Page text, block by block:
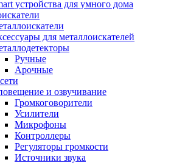
устройства для умного дома
для металлоискателей
Ручные
Арочные
и озвучивание
Громкоговорители
Усилители
Микрофоны
Контроллеры
Регуляторы громкости
Источники звука